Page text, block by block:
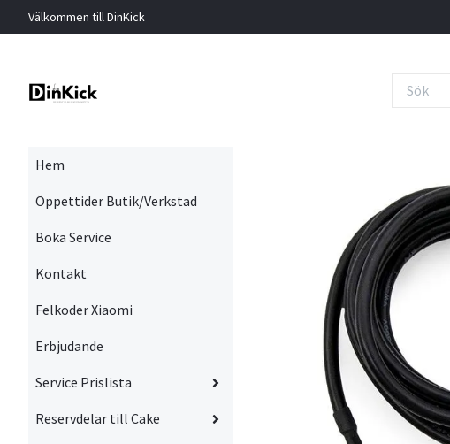
Välkommen till DinKick
Hem
Öppettider Butik/Verkstad
Boka Service
Kontakt
Felkoder Xiaomi
Erbjudande
Service Prislista
Reservdelar till Cake